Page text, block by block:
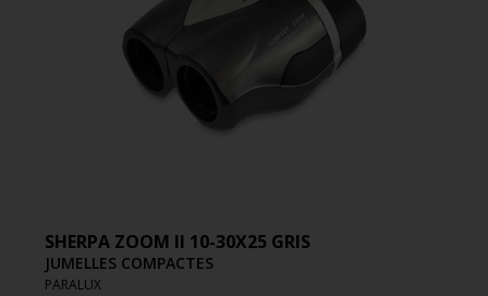
SHERPA ZOOM II 10-30X25 GRIS
JUMELLES COMPACTES
PARALUX